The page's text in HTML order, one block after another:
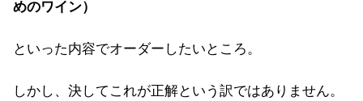
めのワイン）
といった内容でオーダーしたいところ。
しかし、決してこれが正解という訳ではありません。